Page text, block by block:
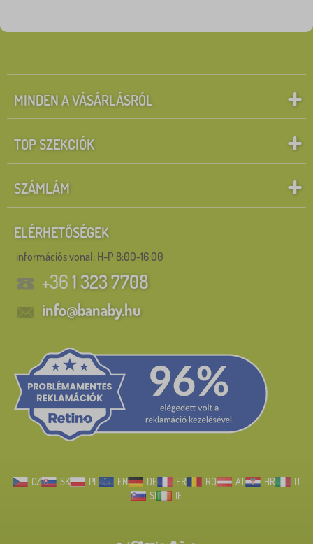
MINDEN A VÁSÁRLÁSRÓL
TOP SZEKCIÓK
SZÁMLÁM
ELÉRHETŐSÉGEK
információs vonal: H-P 8:00-16:00
+361 323 7708
info@banaby.hu
CZ SK PL EN DE FR RO AT HR
IT
SI
IE